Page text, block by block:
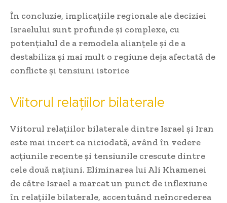
În concluzie, implicațiile regionale ale deciziei
Israelului sunt profunde și complexe, cu
potențialul de a remodela alianțele și de a
destabiliza și mai mult o regiune deja afectată de
conflicte și tensiuni istorice
Viitorul relațiilor bilaterale
Viitorul relațiilor bilaterale dintre Israel și Iran
este mai incert ca niciodată, având în vedere
acțiunile recente și tensiunile crescute dintre
cele două națiuni. Eliminarea lui Ali Khamenei
de către Israel a marcat un punct de inflexiune
în relațiile bilaterale, accentuând neîncrederea